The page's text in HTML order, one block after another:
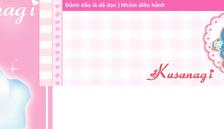
Đánh dấu là đã đọc | Nhóm điều hành